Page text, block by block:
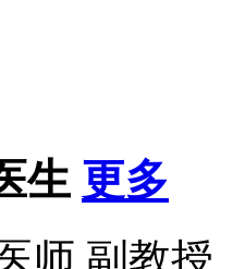
生 更多
师 副教授